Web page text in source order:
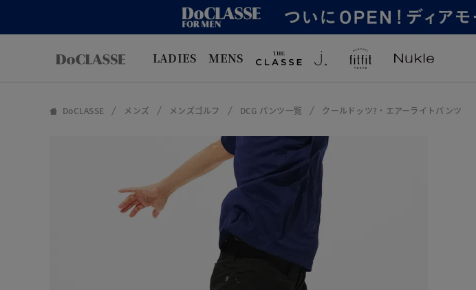
LADIES MENS
DoCLASSE メンズ メンズゴルフ DCG パンツ一覧 クールドッツ?・エアーライトパンツ